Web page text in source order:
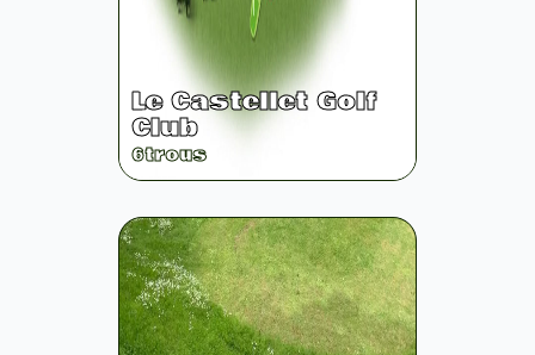
Le Castellet Golf
Club
6trous